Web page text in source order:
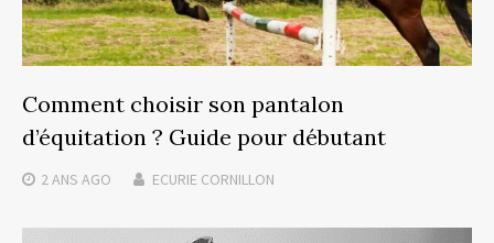
Comment choisir son pantalon
d’équitation ? Guide pour débutant
2 ANS AGO ECURIE CORNILLON